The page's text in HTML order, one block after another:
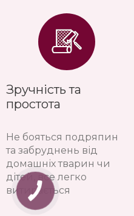
Зручність та
простота
Не бояться подряпин
та забруднень від
домашніх тварин чи
дітей, все легко
витирається